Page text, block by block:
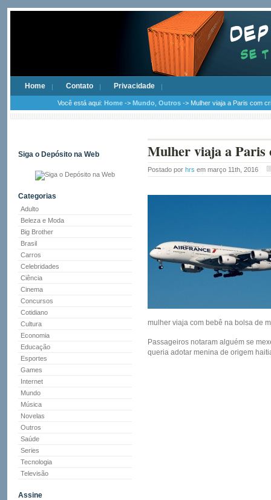
Home Contato Privacidade
Você está aqui: Home -> Mundo Outros -> Mulher viaja a Paris com
Siga o Depósito na Web
Categorias
Adulto
Beleza e Moda
Big Brother
Brasil
Carros
Celebridades
Ciência
Cinema
Concursos
Cotidiano
Cultura
Economia
Educação
Esportes
Games
Internet
Mundo
Música
Novelas
Outros
Saúde
Series
Tecnologia
Televisão
Assine
Mulher viaja a Paris
Postado por hrs em março 11th, 2016
mulher viaja com bebê na bolsa de
Passageiros notaram alguém se
queria adotar menina de origem